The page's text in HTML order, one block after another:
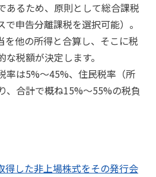
あるため、原則として総合課税
申告分離課税を選択可能）。
を他の所得と合算し、そこに税
税額が決定します。
率は5%〜45%、住民税率（所
、合計で概ね15%～55%の税負
した非上場株式をその発行会